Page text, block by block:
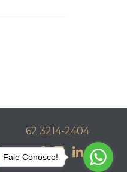
62 3214-2404
  
Fale Conosco!